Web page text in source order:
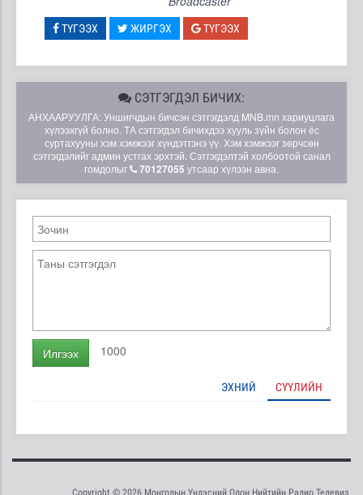
ТҮГЭЭХ ЖИРГЭХ ТҮГЭЭХ
СЭТГЭГДЭЛ БИЧИХ:
АНХААРУУЛГА: Уншигчдын бичсэн сэтгэгдэлд MNB.mn хариуцлага
хүлээхгүй болно. ТА сэтгэгдэл бичихдээ хууль зүйн болон ёс
суртахууны хэм хэмжээг хүндэтгэнэ үү. Хэм хэмжээг зөрчсөн
сэтгэгдэлийг админ устгах эрхтэй. Сэтгэгдэлтэй холбоотой санал
гомдолыг
70127055 утсаар хүлээн авна.
Илгээх 1000
ЭХНИЙ СҮҮЛИЙН
Copyright © 2026 Монголын Үндэсний Олон Нийтийн Радио Телевиз.